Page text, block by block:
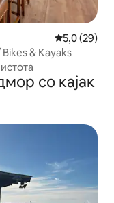
Просечна
5,0 (29)
& Kayaks
со кајак